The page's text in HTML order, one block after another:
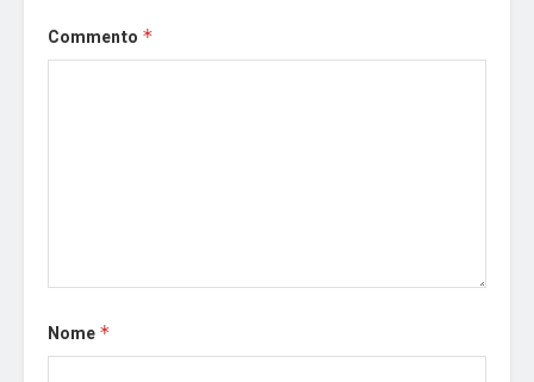
Commento *
Nome *